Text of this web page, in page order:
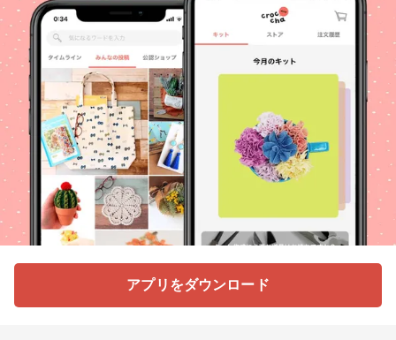
アプリをダウンロード